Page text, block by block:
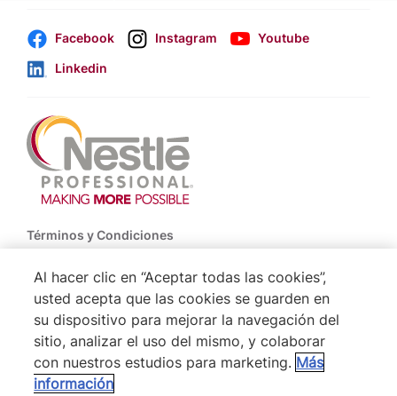
Facebook Instagram
Youtube
Linkedin
Footer
Términos y Condiciones
Politica De Privacidad NESTLÉ
Mapa del Sitio
® Nestlé 2026
Al hacer clic en “Aceptar todas las cookies”,
usted acepta que las cookies se guarden en
su dispositivo para mejorar la navegación del
sitio, analizar el uso del mismo, y colaborar
con nuestros estudios para marketing. Más
información